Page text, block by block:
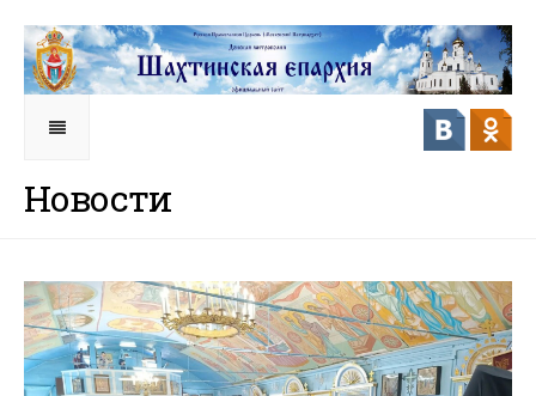
Новости